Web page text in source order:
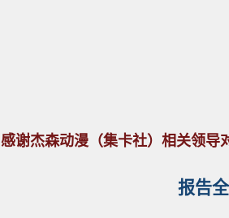
感谢杰森动漫（集卡社）相关领导
报告